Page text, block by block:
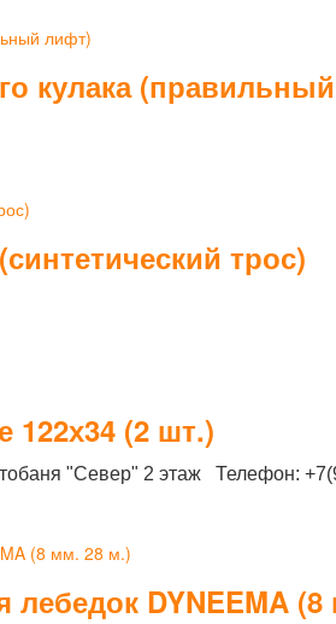
"Север" 2 этаж Телефон:
кулака
трос)
122х34 (2 шт.)
лебедок DYNEEMA